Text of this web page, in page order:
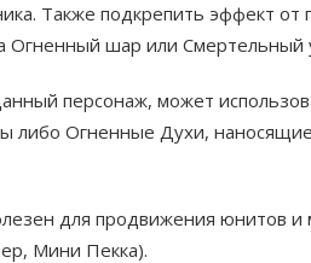
Также подкрепить эффект
Огненный шар или Смертельный
персонаж, может
либо Огненные Духи,
для продвижения юнитов и
Мини Пекка).